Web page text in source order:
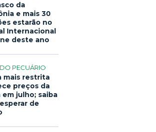
da
e mais 30
estarão no
Internacional
deste ano
PECUÁRIO
mais restrita
preços da
em julho; saiba
de